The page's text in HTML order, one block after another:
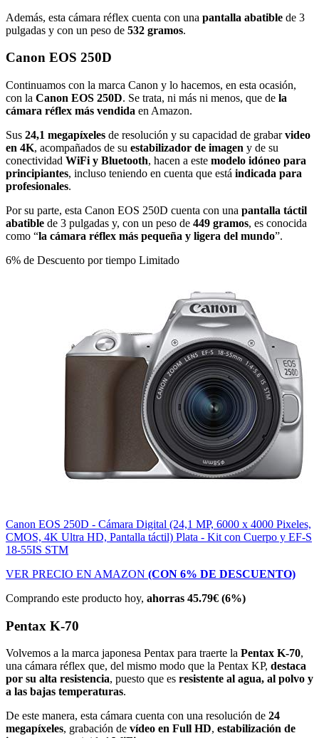
Además, esta cámara réflex cuenta con una pantalla abatible de 3
pulgadas y con un peso de 532 gramos.
Canon EOS 250D
Continuamos con la marca Canon y lo hacemos, en esta ocasión,
con la Canon EOS 250D. Se trata, ni más ni menos, que de la
cámara réflex más vendida en Amazon.
Sus 24,1 megapíxeles de resolución y su capacidad de grabarvideo
en 4K, acompañados de su estabilizador de imagen y de su
conectividad WiFi y Bluetooth, hacen a este modelo idóneo para
principiantes, incluso teniendo en cuenta que está indicada para
profesionales.
Por su parte, esta Canon EOS 250D cuenta con una pantalla táctil
abatible de 3 pulgadas y, con un peso de 449 gramos, es conocida
como “la cámara réflex más pequeña y ligera del mundo”.
6% de Descuento por tiempo Limitado
Canon EOS 250D - Cámara Digital (24,1 MP, 6000 x 4000 Pixeles,
CMOS, 4K Ultra HD, Pantalla táctil) Plata - Kit con Cuerpo y EF-S
18-55IS STM
VER PRECIO EN AMAZON (CON 6% DE DESCUENTO)
Comprando este producto hoy, ahorras 45.79€ (6%)
Pentax K-70
Volvemos a la marca japonesa Pentax para traerte la Pentax K-70,
una cámara réflex que, del mismo modo que la Pentax KP, destaca
por su alta resistencia, puesto que es resistente al agua, al polvo y
a las bajas temperaturas.
De este manera, esta cámara cuenta con una resolución de 24
megapíxeles, grabación de vídeo en Full HD, estabilización de